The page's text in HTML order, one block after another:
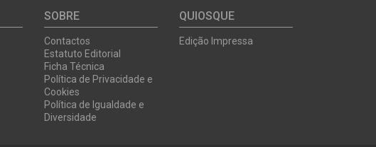
SOBRE
Contactos
Estatuto Editorial
Ficha Técnica
Política de Privacidade e
Cookies
Política de Igualdade e
Diversidade
QUIOSQUE
Edição Impressa